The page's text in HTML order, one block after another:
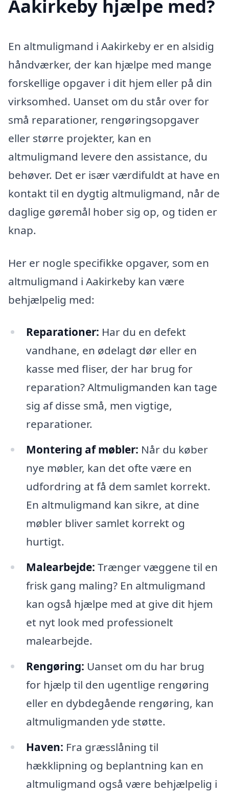
Aakirkeby hjælpe med?
En altmuligmand i Aakirkeby er en alsidig
håndværker, der kan hjælpe med mange
forskellige opgaver i dit hjem eller på din
virksomhed. Uanset om du står over for
små reparationer, rengøringsopgaver
eller større projekter, kan en
altmuligmand levere den assistance, du
behøver. Det er især værdifuldt at have en
kontakt til en dygtig altmuligmand, når de
daglige gøremål hober sig op, og tiden er
knap.
Her er nogle specifikke opgaver, som en
altmuligmand i Aakirkeby kan være
behjælpelig med:
Reparationer: Har du en defekt
vandhane, en ødelagt dør eller en
kasse med fliser, der har brug for
reparation? Altmuligmanden kan tage
sig af disse små, men vigtige,
reparationer.
Montering af møbler: Når du køber
nye møbler, kan det ofte være en
udfordring at få dem samlet korrekt.
En altmuligmand kan sikre, at dine
møbler bliver samlet korrekt og
hurtigt.
Malearbejde: Trænger væggene til en
frisk gang maling? En altmuligmand
kan også hjælpe med at give dit hjem
et nyt look med professionelt
malearbejde.
Rengøring: Uanset om du har brug
for hjælp til den ugentlige rengøring
eller en dybdegående rengøring, kan
altmuligmanden yde støtte.
Haven: Fra græsslåning til
hækklipning og beplantning kan en
altmuligmand også være behjælpelig i